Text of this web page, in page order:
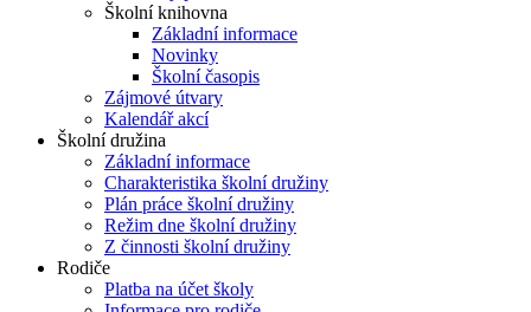
Školní knihovna
Základní informace
Novinky
Školní časopis
Zájmové útvary
Kalendář akcí
Školní družina
Základní informace
Charakteristika školní družiny
Plán práce školní družiny
Režim dne školní družiny
Z činnosti školní družiny
Rodiče
Platba na účet školy